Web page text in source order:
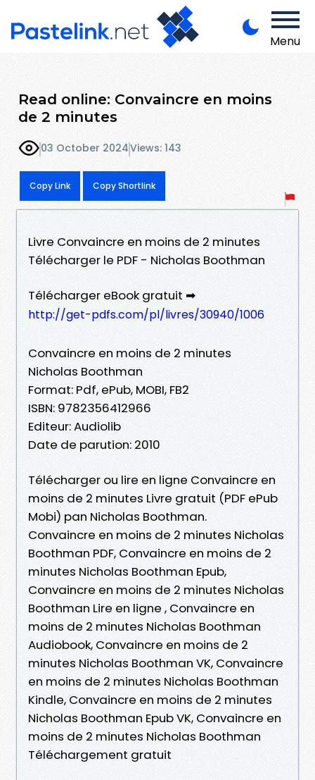
Menu
Read online: Convaincre en moins
de 2 minutes
03 October 2024Views: 143
Copy Link Copy Shortlink
Livre Convaincre en moins de 2 minutes
Télécharger le PDF - Nicholas Boothman
Télécharger eBook gratuit ➡
http://get-pdfs.com/pl/livres/30940/1006
Convaincre en moins de 2 minutes
Nicholas Boothman
Format: Pdf, ePub, MOBI, FB2
ISBN: 9782356412966
Editeur: Audiolib
Date de parution: 2010
Télécharger ou lire en ligne Convaincre en
moins de 2 minutes Livre gratuit (PDF ePub
Mobi) pan Nicholas Boothman.
Convaincre en moins de 2 minutes Nicholas
Boothman PDF, Convaincre en moins de 2
minutes Nicholas Boothman Epub,
Convaincre en moins de 2 minutes Nicholas
Boothman Lire en ligne , Convaincre en
moins de 2 minutes Nicholas Boothman
Audiobook, Convaincre en moins de 2
minutes Nicholas Boothman VK, Convaincre
en moins de 2 minutes Nicholas Boothman
Kindle, Convaincre en moins de 2 minutes
Nicholas Boothman Epub VK, Convaincre en
moins de 2 minutes Nicholas Boothman
Téléchargement gratuit